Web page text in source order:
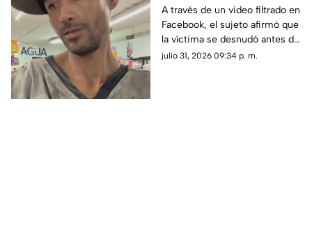
de José Bélico, habría
movido un cadáver que
cayó en su dique
A través de un video filtrado en
Facebook, el sujeto afirmó que
la víctima se desnudó antes de
caer y justificó haber movido
julio 31, 2026 09:34 p. m.